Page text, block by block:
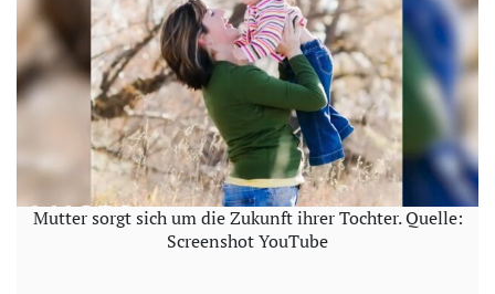
Mutter sorgt sich um die Zukunft ihrer Tochter. Quelle:
Screenshot YouTube